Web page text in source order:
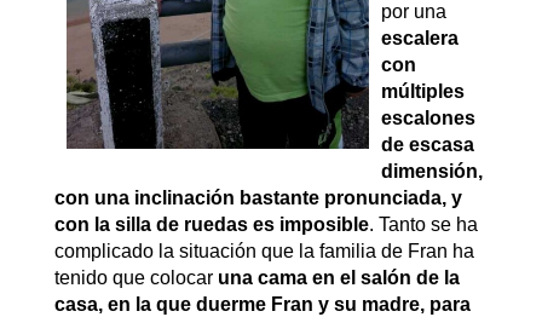
por una
escalera
con
múltiples
escalones
de escasa
dimensión,
con una inclinación bastante pronunciada, y
con la silla de ruedas es imposible. Tanto se ha
complicado la situación que la familia de Fran ha
tenido que colocaruna cama en el salón de la
casa, en la que duerme Fran y su madre, para